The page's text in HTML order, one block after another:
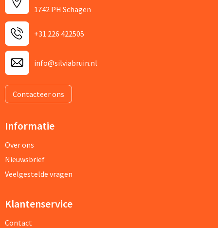
1742 PH Schagen
+31 226 422505
info@silviabruin.nl
Contacteer ons
Informatie
Over ons
Nieuwsbrief
Veelgestelde vragen
Klantenservice
Contact